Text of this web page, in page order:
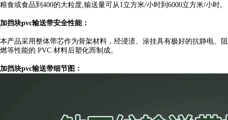
粮食或食品到400的大粒度,输送量可从1立方米/小时到6000立方米/小时。
加挡块pvc输送带安全性能：
本产品采用整体带芯作为骨架材料，经浸渍、涂挂具有极好的抗静电、阻
燃等性能的 PVC 材料后塑化而制成。
加挡块pvc输送带细节图：